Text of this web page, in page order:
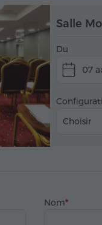
Salle
Du
07
Choisir
Nom